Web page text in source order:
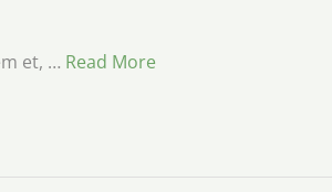
et, … Read More